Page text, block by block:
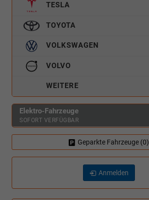
TESLA
TOYOTA
VOLKSWAGEN
VOLVO
WEITERE
Elektro-Fahrzeuge
SOFORT VERFÜGBAR
Geparkte Fahrzeuge (0)
Anmelden